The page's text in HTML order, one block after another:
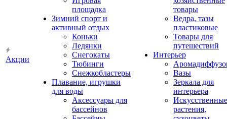
Акции
площадка
Зимний спорт и
активный отдых
Коньки
Ледянки
Снегокаты
Тюбинги
Снежкобластеры
Плавание, игрушки
для воды
Аксессуары для
бассейнов
товары
Ведра, тазы
пластиковые
Товары для
путешествий
Интерьер
Вазы
Зеркала для
интерьера
Искусственные
растения,